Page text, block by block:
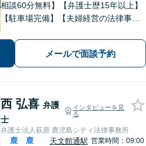
相談60分無料】【弁護士歴15年以上】
【駐車場完備】【夫婦経営の法律事務
解決します【離婚問題】最善の解決方
法をご提案します【交通事故】適切な
賠償金・後遺障害認定を獲得します
メールで面談予約
西 弘喜 弁護
士
インタビューを見
る
弁護士法人萩原 鹿児島シティ法律事務所
鹿
鹿
天文館通駅 営業時間：09:00